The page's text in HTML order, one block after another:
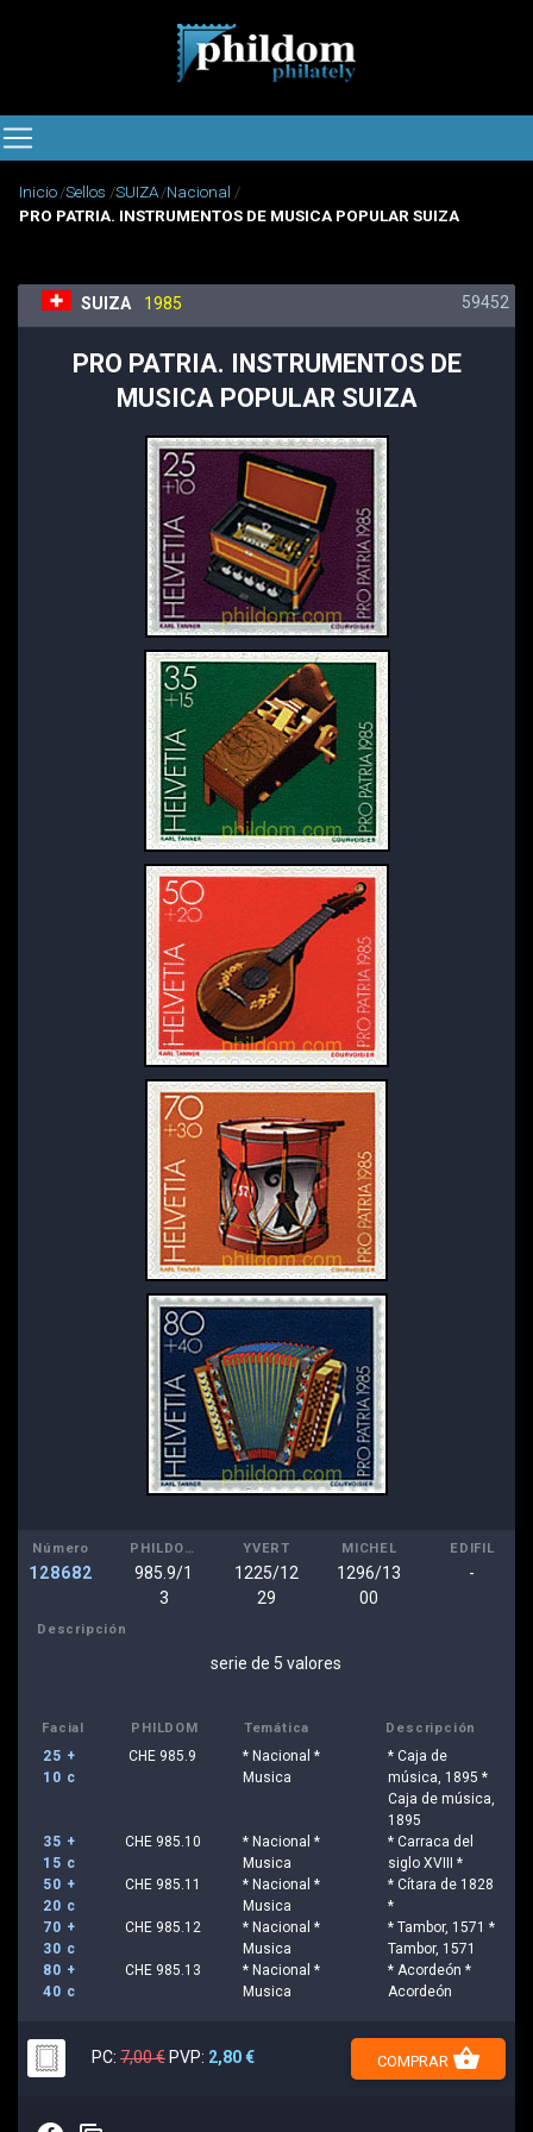
Inicio Sellos SUIZA Nacional
PRO PATRIA. INSTRUMENTOS DE MUSICA POPULAR SUIZA
SUIZA 1985 59452
PRO PATRIA. INSTRUMENTOS DE
MUSICA POPULAR SUIZA
Número
128682
PHILDOM
985.9/1
3
YVERT
1225/12
29
MICHEL
1296/13
00
EDIFIL
-
Descripción
serie de 5 valores
Facial PHILDOM Temática Descripción
25 +
10 c
CHE 985.9
* Nacional *
Musica
* Caja de
música, 1895 *
Caja de música,
1895
35 +
15 c
CHE 985.10
* Nacional *
Musica
* Carraca del
siglo XVIII *
50 +
20 c
CHE 985.11
* Nacional *
Musica
* Cítara de 1828
*
70 +
30 c
CHE 985.12
* Nacional *
Musica
* Tambor, 1571 *
Tambor, 1571
80 +
40 c
CHE 985.13
* Nacional *
Musica
* Acordeón *
Acordeón
PC: 7,00 € PVP: 2,80 € COMPRAR shopping_basket